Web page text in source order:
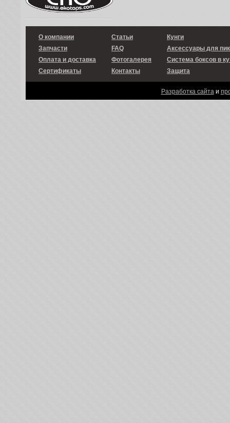
О компании
Запчасти
Оплата и доставка
Сертификаты
Статьи
FAQ
Фотогалерея
Контакты
Кунги
Аксессуары для
Система боксов в
Защита
Разработка сайтаи